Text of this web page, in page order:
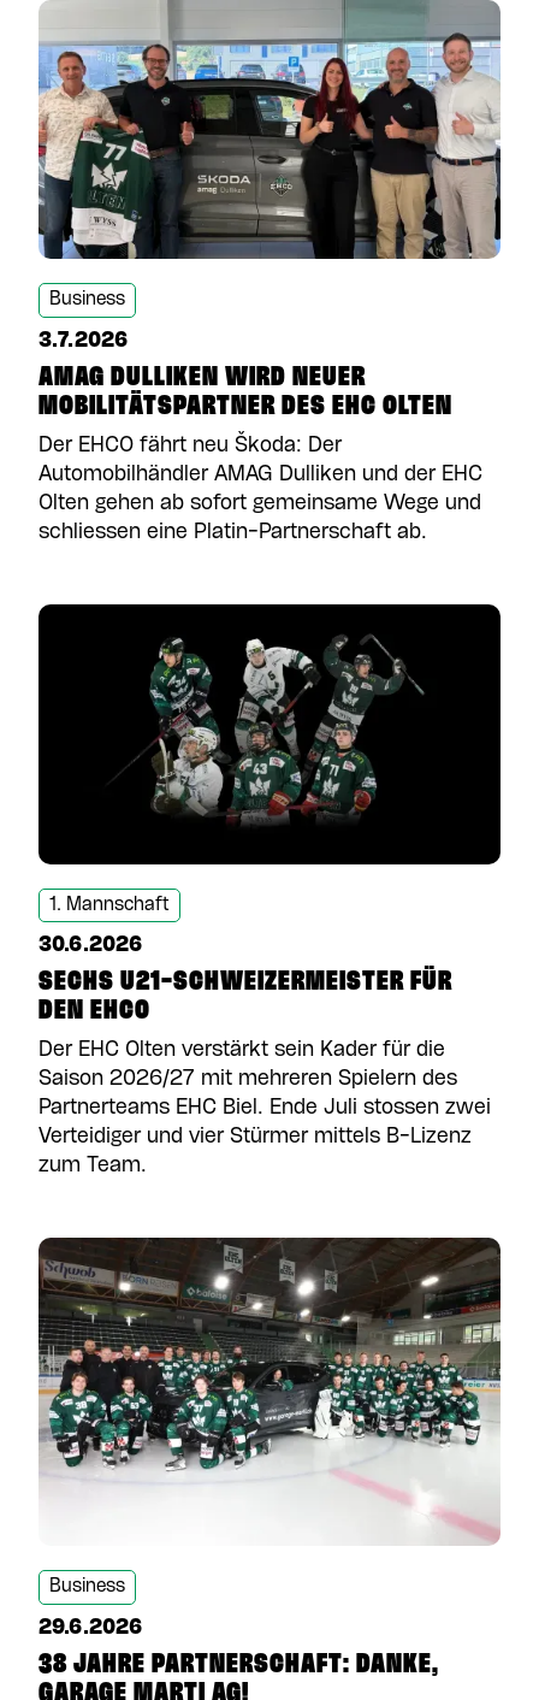
Business
3.7.2026
AMAG DULLIKEN WIRD NEUER
MOBILITÄTSPARTNER DES EHC OLTEN
Der EHCO fährt neu Škoda: Der
Automobilhändler AMAG Dulliken und der EHC
Olten gehen ab sofort gemeinsame Wege und
schliessen eine Platin-Partnerschaft ab.
1. Mannschaft
30.6.2026
SECHS U21-SCHWEIZERMEISTER FÜR
DEN EHCO
Der EHC Olten verstärkt sein Kader für die
Saison 2026/27 mit mehreren Spielern des
Partnerteams EHC Biel. Ende Juli stossen zwei
Verteidiger und vier Stürmer mittels B-Lizenz
zum Team.
Business
29.6.2026
38 JAHRE PARTNERSCHAFT: DANKE,
GARAGE MARTI AG!